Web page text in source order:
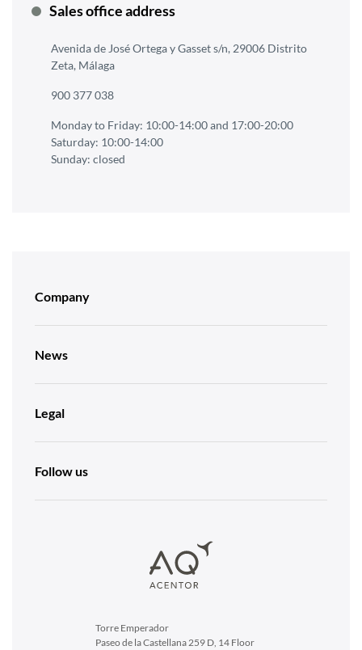
Sales office address
Avenida de José Ortega y Gasset s/n, 29006 Distrito
Zeta, Málaga
900 377 038
Monday to Friday: 10:00-14:00 and 17:00-20:00
Saturday: 10:00-14:00
Sunday: closed
Company
News
Legal
Follow us
Torre Emperador
Paseo de la Castellana 259 D, 14 Floor